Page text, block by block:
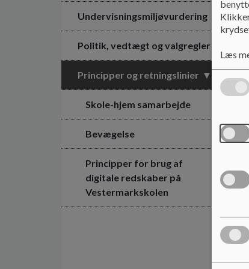
Undervisningsmiljøvurdering
Politik, vedtægt og valgregler
Principper og retningslinier
Skole-hjem samarbejde
Bevægelse
Principper for brug af
digitale redskaber på
Vestermarkskolen
Læs